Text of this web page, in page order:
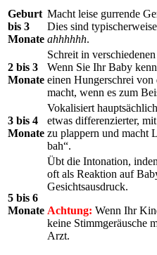
Geburt
bis 3
Monate
Macht leise gurrende
Dies sind
ahhhhhh.
2 bis 3
Monate
Schreit in
Wenn Sie Ihr Baby
einen Hungerschrei von
macht, wenn es zum
3 bis 4
Monate
Vokalisiert
etwas differenzierter,
zu plappern und macht
bah“.
5 bis 6
Monate
Übt die Intonation,
oft als Reaktion auf
Gesichtsausdruck.
Achtung: Wenn Ihr
keine Stimmgeräusche
Arzt.